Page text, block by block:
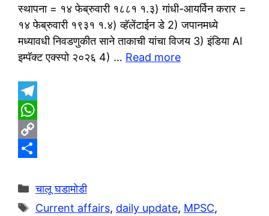
स्थापना = १४ फेब्रुवारी १८८१ १.३) गांधी-आयर्विन करार =
१४ फेब्रुवारी १९३१ १.४) व्हॅलेंटाईन डे 2) जपानमध्ये
मध्यावधी निवडणुकीत साने ताकाची यांचा विजय 3) इंडिया AI
इम्पॅक्ट एक्स्पो २०२६ 4) … Read more
T
e
g
r
W
h
t
s
C
p
y
h
a
Categories
चालू घडामोडी
Tags
Current affairs, daily update, MPSC,